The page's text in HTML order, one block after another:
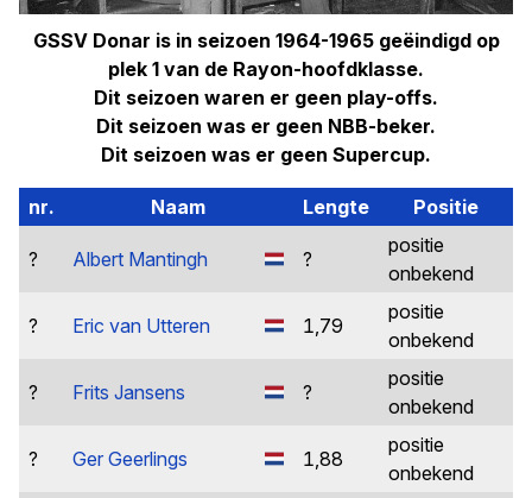
GSSV Donar is in seizoen 1964-1965 geëindigd op
plek 1 van de Rayon-hoofdklasse.
Dit seizoen waren er geen play-offs.
Dit seizoen was er geen NBB-beker.
Dit seizoen was er geen Supercup.
nr. Naam Lengte Positie
? Albert Mantingh ?
positie
onbekend
? Eric van Utteren 1,79
positie
onbekend
? Frits Jansens ?
positie
onbekend
? Ger Geerlings 1,88
positie
onbekend